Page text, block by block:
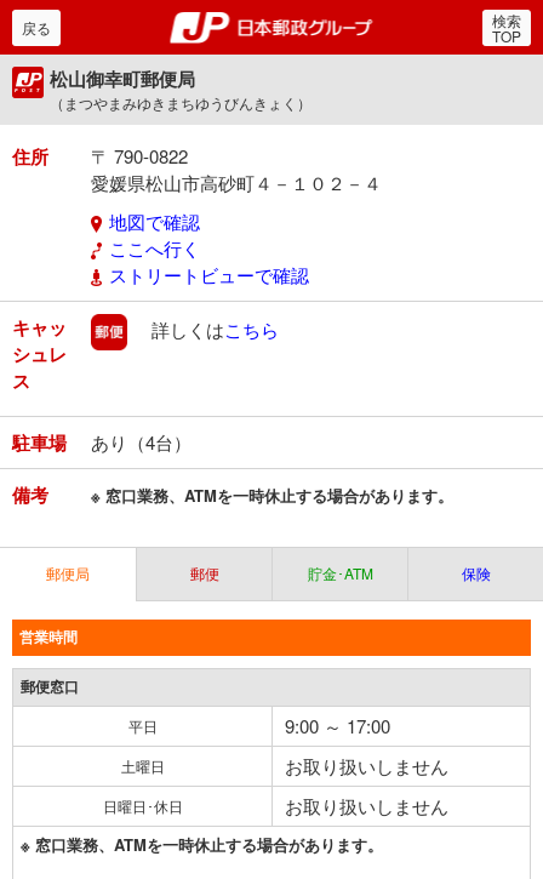
郵便局・日本郵政グルー
戻る 検索
TOP
松山御幸町郵便局
（まつやまみゆきまちゆうびんきょく）
住所
〒 790-0822
愛媛県松山市高砂町４－１０２－４
地図で確認
ここへ行く
ストリートビューで確認
キャッ
シュレ
ス
郵便
詳しくはこちら
駐車場 あり（4台）
備考 ※ 窓口業務、ATMを一時休止する場合があります。
郵便局 郵便 貯金･ATM 保険
営業時間
郵便窓口
平日 9:00 ～ 17:00
土曜日 お取り扱いしません
日曜日･休日 お取り扱いしません
※ 窓口業務、ATMを一時休止する場合があります。